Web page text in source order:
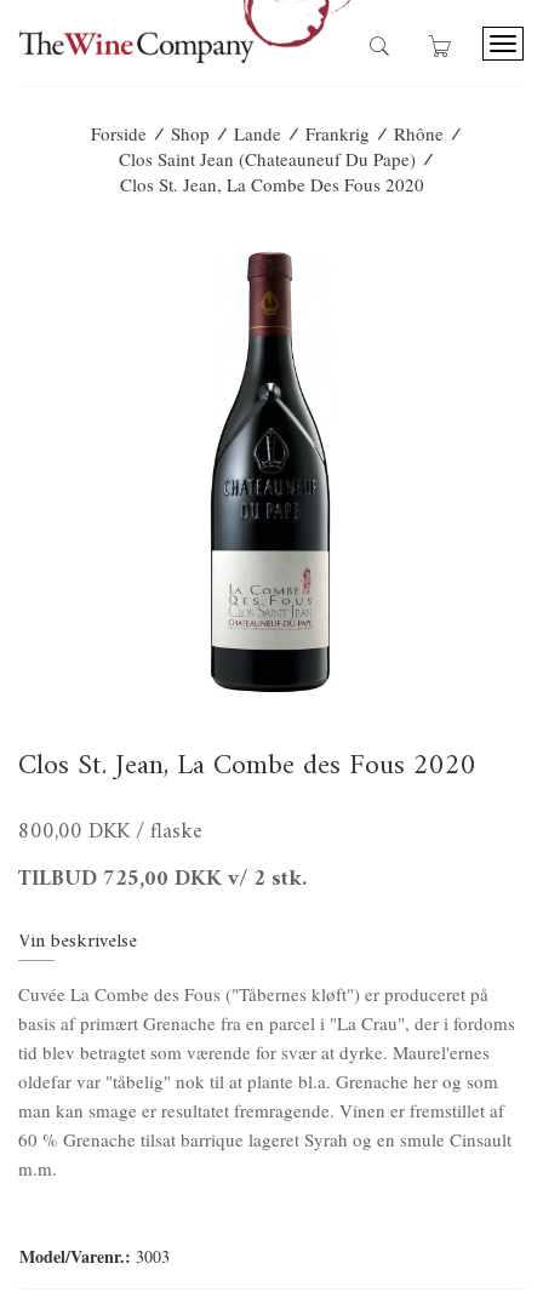
T
Forside / Shop / Lande / Frankrig / Rhône /
Clos Saint Jean (Chateauneuf Du Pape) /
Clos St. Jean, La Combe Des Fous 2020
Clos St. Jean, La Combe des Fous 2020
800,00 DKK/ flaske
TILBUD725,00 DKKv/ 2 stk.
Vin beskrivelse
Cuvée La Combe des Fous ("Tåbernes kløft") er produceret på
basis af primært Grenache fra en parcel i "La Crau", der i fordoms
tid blev betragtet som værende for svær at dyrke. Maurel'ernes
oldefar var "tåbelig" nok til at plante bl.a. Grenache her og som
man kan smage er resultatet fremragende. Vinen er fremstillet af
60 % Grenache tilsat barrique lageret Syrah og en smule Cinsault
m.m.
Model/Varenr.: 3003